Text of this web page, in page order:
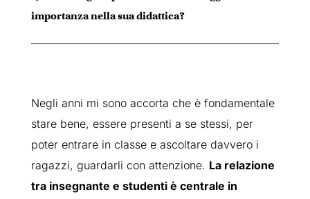
importanza nella sua didattica?
Negli anni mi sono accorta che è fondamentale
stare bene, essere presenti a se stessi, per
poter entrare in classe e ascoltare davvero i
ragazzi, guardarli con attenzione. La relazione
tra insegnante e studenti è centrale in